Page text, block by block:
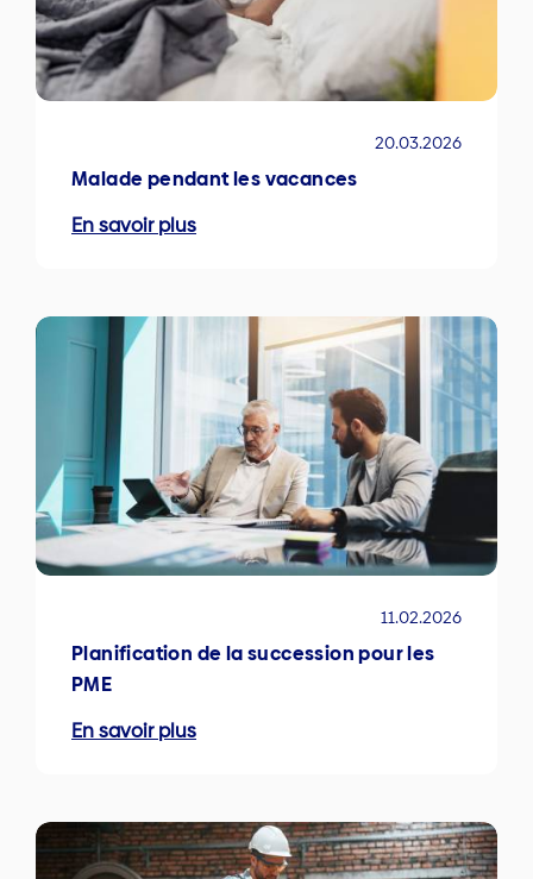
20.03.2026
Malade pendant les vacances
En savoir plus
11.02.2026
Planification de la succession pour les
PME
En savoir plus